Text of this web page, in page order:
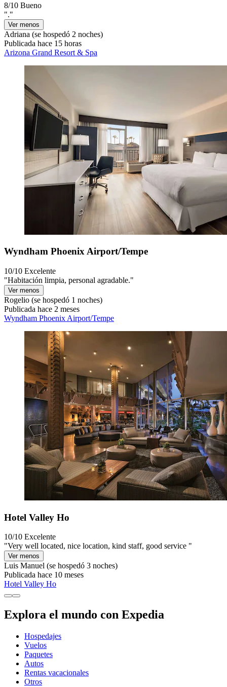
8/10 Bueno
"."
Ver menos
Adriana (se hospedó 2 noches)
Publicada hace 15 horas
Arizona Grand Resort & Spa
Wyndham Phoenix Airport/Tempe
10/10 Excelente
"Habitación limpia, personal agradable."
Ver menos
Rogelio (se hospedó 1 noches)
Publicada hace 2 meses
Wyndham Phoenix Airport/Tempe
Hotel Valley Ho
10/10 Excelente
"Very well located, nice location, kind staff, good service "
Ver menos
Luis Manuel (se hospedó 3 noches)
Publicada hace 10 meses
Hotel Valley Ho
Explora el mundo con Expedia
Hospedajes
Vuelos
Paquetes
Autos
Rentas vacacionales
Otros